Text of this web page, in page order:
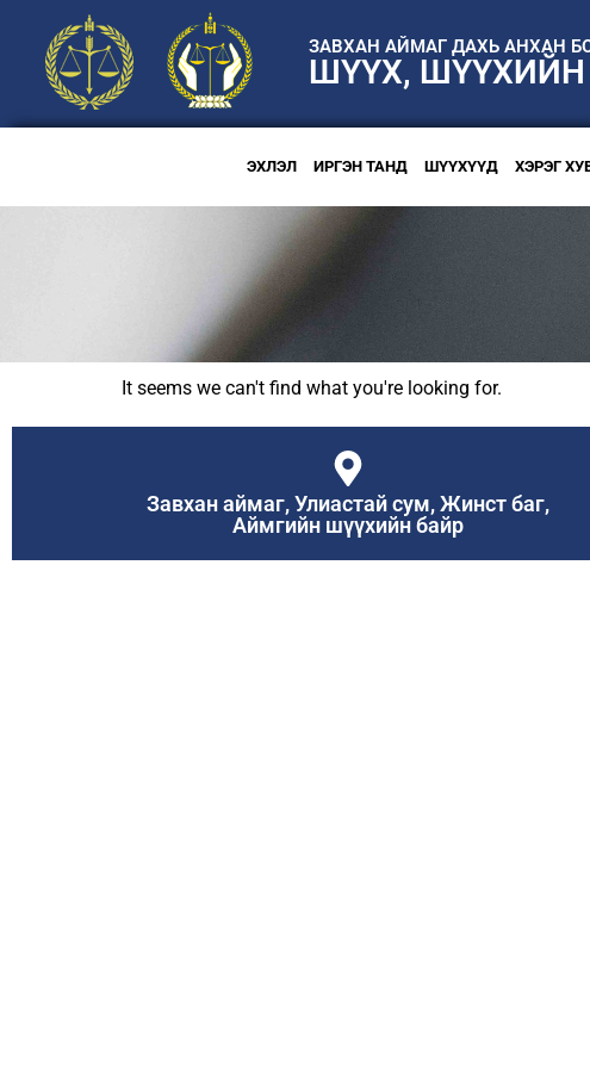
ЗАВХАН АЙМАГ ДАХЬ АНХАН
ШҮҮХ,
ЭХЛЭЛ ИРГЭН ТАНД ШҮҮХҮҮД ХЭРЭГ
It seems we can't find what you're looking for.
Завхан аймаг, Улиастай сум, Жинст баг,
Аймгийн шүүхийн байр